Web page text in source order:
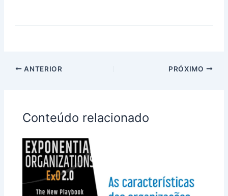
ANTERIOR PRÓXIMO
Conteúdo relacionado